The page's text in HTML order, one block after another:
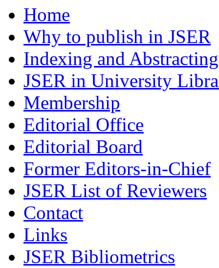
Home
Why to publish in JSER
Indexing and Abstracting
JSER in University
Membership
Editorial Office
Editorial Board
Former Editors-in-Chief
JSER List of Reviewers
Contact
Links
JSER Bibliometrics